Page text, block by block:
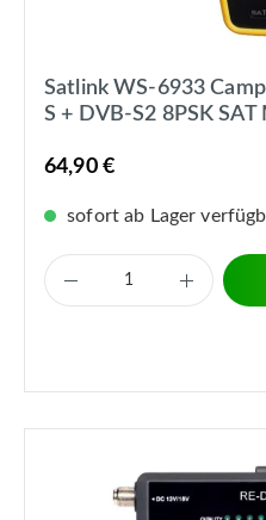
Satlink WS-6933
S + DVB-S2 8PSK SAT
64,90 €
sofort ab Lager